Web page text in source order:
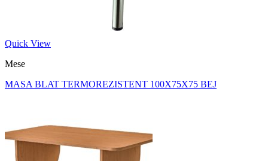
Quick View
Mese
MASA BLAT TERMOREZISTENT 100X75X75 BEJ